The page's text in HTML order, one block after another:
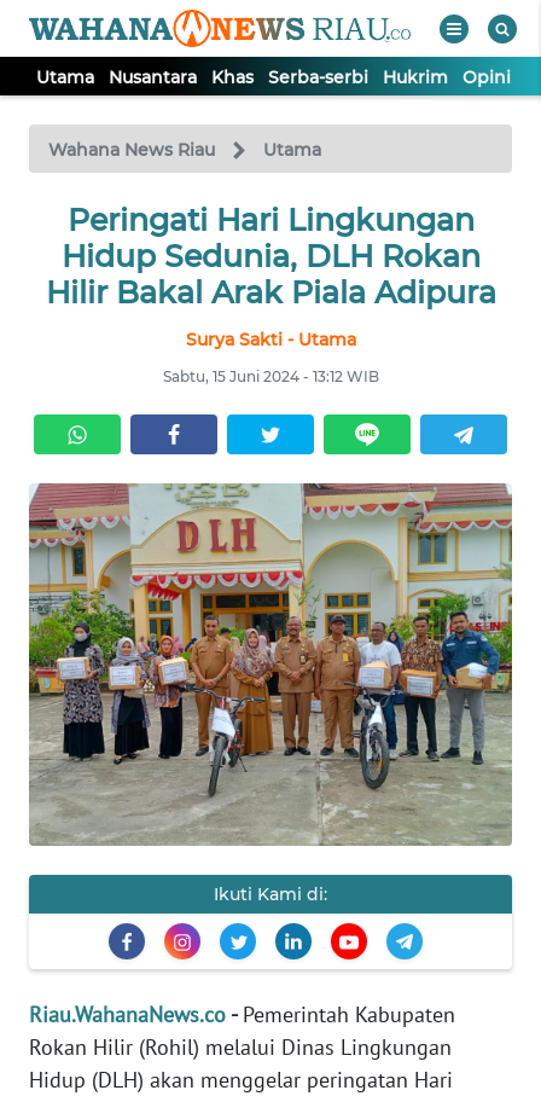
Utama Nusantara Khas Serba-serbi Hukrim Opini
Wahana News Riau Utama
Peringati Hari Lingkungan
Hidup Sedunia, DLH Rokan
Hilir Bakal Arak Piala Adipura
Surya Sakti - Utama
Sabtu, 15 Juni 2024 - 13:12 WIB
Ikuti Kami di:
Riau.WahanaNews.co -Pemerintah Kabupaten
Rokan Hilir (Rohil) melalui Dinas Lingkungan
Hidup (DLH) akan menggelar peringatan Hari
TV
Tutup
UTAMA
NUSANTARA
SERBA-
SERBI
HUKRIM
OPINI
PERISTIWA
Informasi
INDEKS
BERITA
KAMI
IKLAN
TENTANG
KAMI